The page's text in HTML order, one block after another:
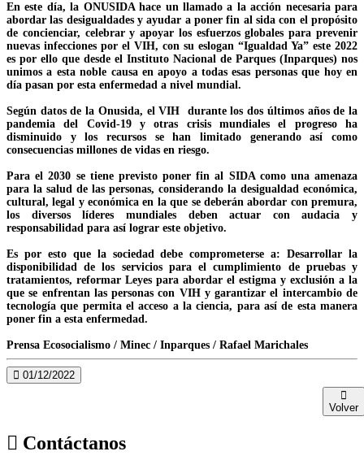
En este día, la ONUSIDA hace un llamado a la acción necesaria para
abordar las desigualdades y ayudar a poner fin al sida con el propósito
de concienciar, celebrar y apoyar los esfuerzos globales para prevenir
nuevas infecciones por el VIH, con su eslogan “Igualdad Ya” este 2022
es por ello que desde el Instituto Nacional de Parques (Inparques) nos
unimos a esta noble causa en apoyo a todas esas personas que hoy en
día pasan por esta enfermedad a nivel mundial.
Según datos de la Onusida, el VIH durante los dos últimos años de la
pandemia del Covid-19 y otras crisis mundiales el progreso ha
disminuido y los recursos se han limitado generando así como
consecuencias millones de vidas en riesgo.
Para el 2030 se tiene previsto poner fin al SIDA como una amenaza
para la salud de las personas, considerando la desigualdad económica,
cultural, legal y económica en la que se deberán abordar con premura,
los diversos líderes mundiales deben actuar con audacia y
responsabilidad para así lograr este objetivo.
Es por esto que la sociedad debe comprometerse a: Desarrollar la
disponibilidad de los servicios para el cumplimiento de pruebas y
tratamientos, reformar Leyes para abordar el estigma y exclusión a la
que se enfrentan las personas con VIH y garantizar el intercambio de
tecnología que permita el acceso a la ciencia, para así de esta manera
poner fin a esta enfermedad.
Prensa Ecosocialismo / Minec / Inparques / Rafael Marichales
01/12/2022
Volver
Contáctanos